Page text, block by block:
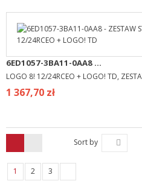
6ED1057-3BA11-0AA8 ...
LOGO 8! 12/24RCEO + LOGO! TD,
1 367,70 zł
Sort by
1 2 3